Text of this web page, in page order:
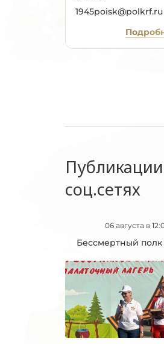
1945poisk@polkrf.ru
соц.сетях
06 августа в
Бессмертный